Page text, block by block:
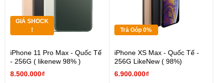
GIÁ SHOCK
!
iPhone 11 Pro Max - Quốc Tế
- 256G ( likenew 98% )
8.500.000₫
Trả Góp 0%
iPhone XS Max - Quốc Tế -
256G LikeNew ( 98%)
6.900.000₫